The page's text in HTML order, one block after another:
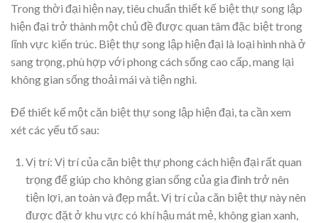
Trong thời đại hiện nay, tiêu chuẩn thiết kế biệt thự song lập
hiện đại trở thành một chủ đề được quan tâm đặc biệt trong
lĩnh vực kiến trúc. Biệt thự song lập hiện đại là loại hình nhà ở
sang trọng, phù hợp với phong cách sống cao cấp, mang lại
không gian sống thoải mái và tiện nghi.
Để thiết kế một căn biệt thự song lập hiện đại, ta cần xem
xét các yếu tố sau:
Vị trí: Vị trí của căn biệt thự phong cách hiện đại rất quan
trọng để giúp cho không gian sống của gia đình trở nên
tiện lợi, an toàn và đẹp mắt. Vị trí của căn biệt thự này nên
được đặt ở khu vực có khí hậu mát mẻ, không gian xanh,